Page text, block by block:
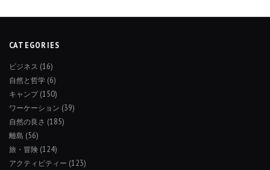
CATEGORIES
ビジネス (16)
自然と哲学 (6)
キャンプ(150)
ワーケーション (39)
自然の良さ (185)
離島 (56)
旅・冒険 (124)
アクティビティー (123)